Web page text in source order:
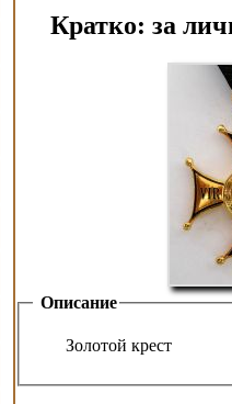
Кратко: за
Описание
Золотой крест